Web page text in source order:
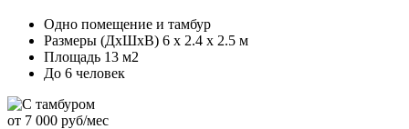
Одно помещение и тамбур
Размеры (ДхШхВ) 6 х 2.4 х 2.5 м
Площадь 13 м2
До 6 человек
от 7 000 руб/мес